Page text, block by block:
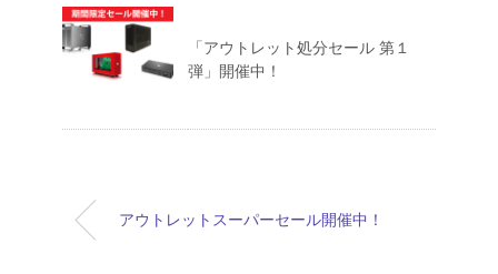
「アウトレット処分セール 第１
弾」開催中！
アウトレットスーパーセール開催中！